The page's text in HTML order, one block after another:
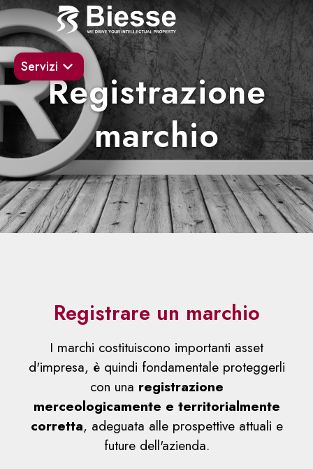
Registrazione
marchio
Registrare un marchio
I marchi costituiscono importanti asset
d'impresa, è quindi fondamentale proteggerli
con una registrazione
merceologicamente e territorialmente
corretta, adeguata alle prospettive attuali e
future dell'azienda.
Servizi